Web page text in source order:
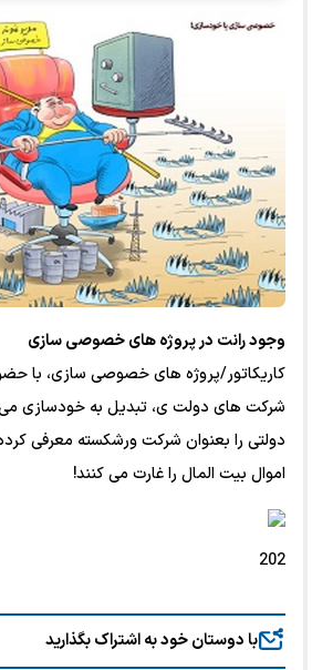
وجود رانت در پروژه های خصوصی سازی
کاریکاتور/پروژه های خصوصی سازی، با
شرکت های دولت ی، تبدیل به خودسازی
دولتی را بعنوان شرکت ورشکسته معرفی
اموال بیت المال را غارت می کنند!
202
با دوستان خود به اشتراک بگذارید